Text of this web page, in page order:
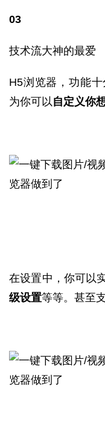
03
技术流大神的最爱
H5浏览器，功能
为你可以自定义你
在设置中，你可以
级设置等等。甚至